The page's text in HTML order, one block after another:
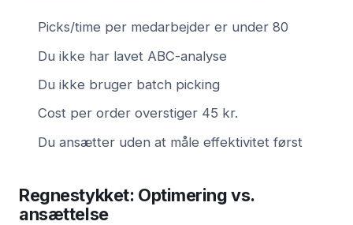
Picks/time per medarbejder er under 80
Du ikke har lavet ABC-analyse
Du ikke bruger batch picking
Cost per order overstiger 45 kr.
Du ansætter uden at måle effektivitet først
Regnestykket: Optimering vs.
ansættelse